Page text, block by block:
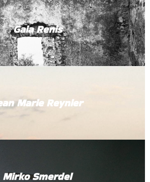
Gaia Renis
Marie Reynier
Mirko Smerdel